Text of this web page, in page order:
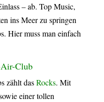
– ab. Top Music,
ins Meer zu springen
Hier muss man einfach
Club
zählt dasRocks. Mit
einer tollen